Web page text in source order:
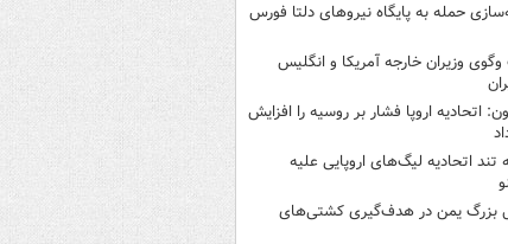
حمله به پایگاه نیروهای دلتا فورس
وزیران خارجه آمریکا و انگلیس
اتحادیه اروپا فشار بر روسیه را افزایش
تند اتحادیه لیگ‌های اروپایی علیه
بزرگ یمن در هدف‌گیری کشتی‌های